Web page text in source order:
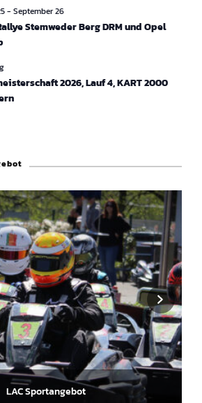
- September 26
Stemweder Berg DRM und Opel
2026, Lauf 4, KART 2000
LAC Sportangebot